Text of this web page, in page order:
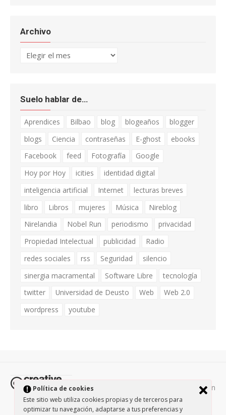
Política de cookies
Este sitio web utiliza cookies propias y de terceros para
optimizar tu navegación, adaptarse a tus preferencias y
Archivo
Archivo
Suelo hablar de…
Aprendices Bilbao blog blogeaños
blogger
blogs
Ciencia contraseñas E-ghost
ebooks
Facebook
feed Fotografía
Google
Hoy por Hoy
icities
identidad digital
inteligencia artificial
Internet
lecturas breves
libro
Libros mujeres Música
Nireblog
Nirelandia
Nobel Run periodismo
privacidad
Propiedad Intelectual
publicidad
Radio
redes sociales
rss Seguridad
silencio
sinergia macramental
Software Libre
tecnología
twitter
Universidad de Deusto Web
Web 2.0
wordpress
youtube
Todos los contenidos de esta página están
protegidos por la licencia Creative Commons Attribution-
NonCommercial-ShareAlike 3.0. / Política de privacidad